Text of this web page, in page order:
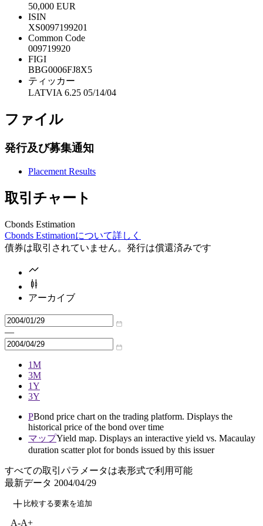
50,000 EUR
ISIN
XS0097199201
Common Code
009719920
FIGI
BBG0006FJ8X5
ティッカー
LATVIA 6.25 05/14/04
ファイル
発行及び募集通知
Placement Results
取引チャート
Cbonds Estimation
Cbonds Estimationについて詳しく
債券は取引されていません。発行は償還済みです
アーカイブ
—
1M
3M
1Y
3Y
PBond price chart on the trading platform. Displays the
historical price of the bond over time
マップYield map. Displays an interactive yield vs. Macaulay
duration scatter plot for bonds issued by this issuer
すべての取引パラメータは表形式で利用可能
最新データ 2004/04/29
比較する要素を追加